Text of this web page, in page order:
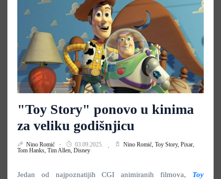
"Toy Story" ponovo u kinima
za veliku godišnjicu
Nino Romić 03.09.2025. Nino Romić, Toy Story, Pixar,
Tom Hanks, Tim Allen, Disney
Jedan od najpoznatijih CGI animiranih filmova, Toy